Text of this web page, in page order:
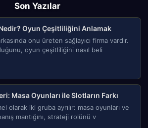
Son Yazılar
Nedir? Oyun Çeşitliliğini Anlamak
onu üreten sağlayıcı firma vardır.
oyun çeşitliliğini nasıl beli
Masa Oyunları ile Slotların Farkı
olarak iki gruba ayrılır: masa oyunları ve
mantığını, strateji rolünü v